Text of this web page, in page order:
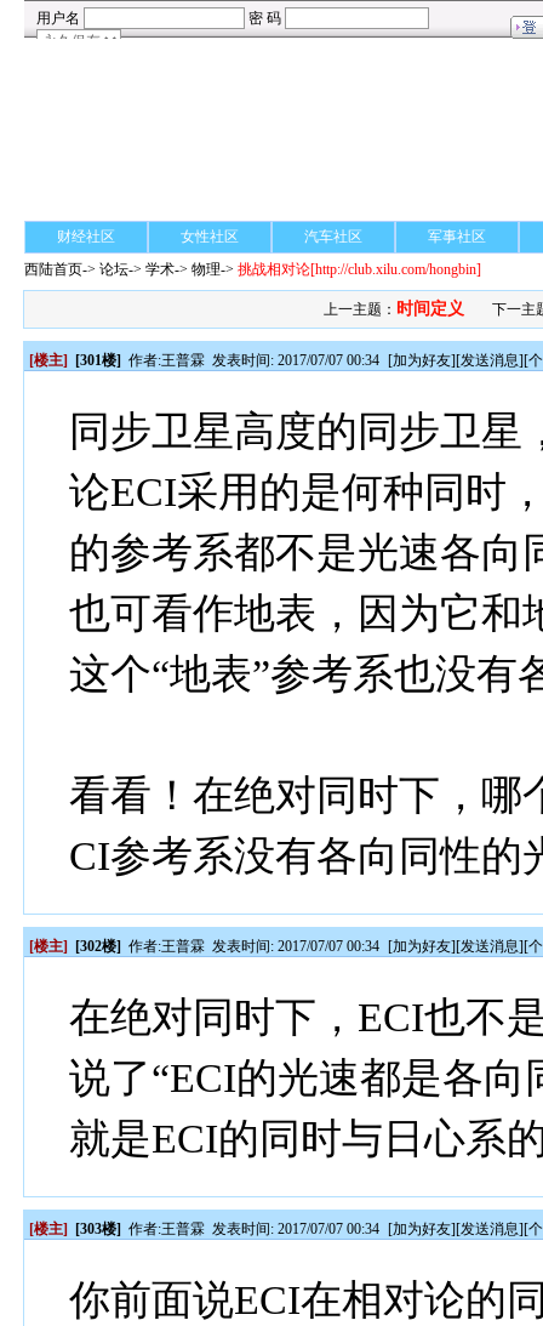
财经社区 女性社区 汽车社区
军事社区
西陆首页->论坛->学术-> 物理->挑战相对论[http://club.xilu.com/hongbin]
上一主题： 时间定义 下一主
[楼主] [301楼] 作者:王普霖 发表时间: 2017/07/07 00:34 [加为好友][发送消息][
同步卫星高度的同步卫
论ECI采用的是何种同时
的参考系都不是光速各向
也可看作地表，因为它和
这个“地表”参考系也没有
看看！在绝对同时下，哪
CI参考系没有各向同性的
[楼主] [302楼] 作者:王普霖 发表时间: 2017/07/07 00:34 [加为好友][发送消息][
在绝对同时下，ECI也不
说了“ECI的光速都是各
就是ECI的同时与日心系
[楼主] [303楼] 作者:王普霖 发表时间: 2017/07/07 00:34 [加为好友][发送消息][
你前面说ECI在相对论的